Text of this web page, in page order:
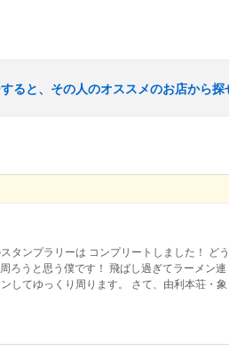
ると、その人のオススメのお店から探
タンプラリーは コンプリートしました！ どう
ろうと思う僕です！ 飛ばし過ぎてラーメン連
してゆっくり周ります。 さて、由利本荘・象